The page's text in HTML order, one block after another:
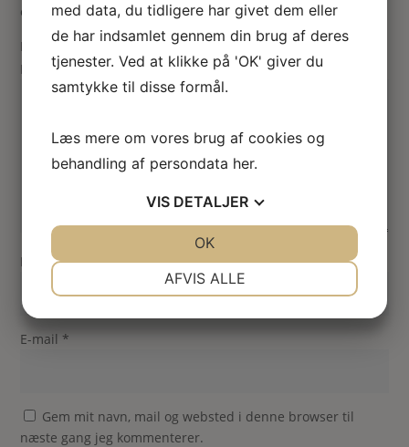
er markeret med*
Din vurdering
Din anmeldelse *
Navn*
E-mail*
Gem mit navn, mail og websted i denne browser til
næste gang jeg kommenterer.
med data, du tidligere har givet dem eller
de har indsamlet gennem din brug af deres
tjenester. Ved at klikke på 'OK' giver du
samtykke til disse formål.
Læs mere om vores brug af cookies og
behandling af persondata her.
VIS DETALJER
AFVIS ALLE
OK